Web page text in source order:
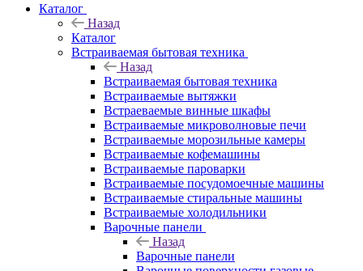
Каталог
Назад
Каталог
Встраиваемая бытовая техника
Назад
Встраиваемая бытовая техника
Встраиваемые вытяжки
Встраеваемые винные шкафы
Встраиваемые микроволновые печи
Встраиваемые морозильные камеры
Встраиваемые кофемашины
Встраиваемые пароварки
Встраиваемые посудомоечные машины
Встраиваемые стиральные машины
Встраиваемые холодильники
Варочные панели
Назад
Варочные панели